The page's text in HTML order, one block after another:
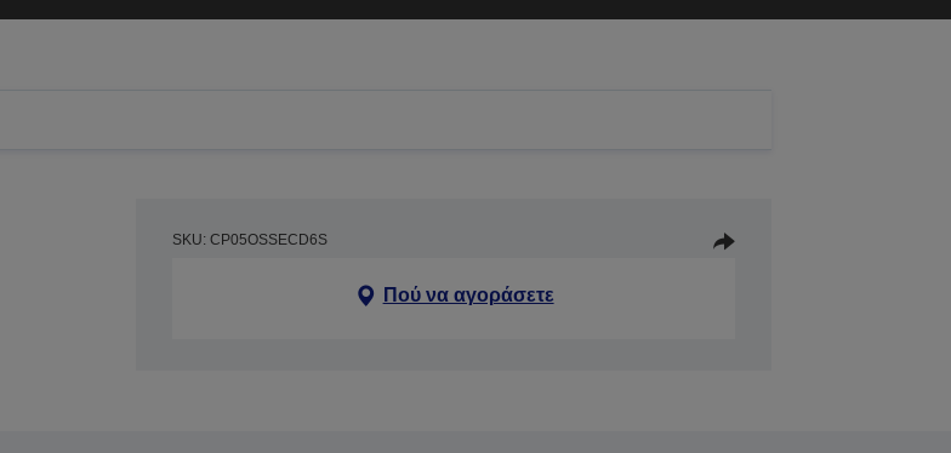
SKU: CP05OSSECD6S
Πού να αγοράσετε